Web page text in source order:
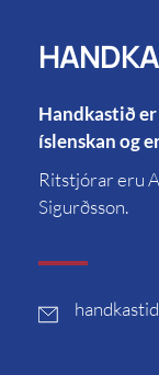
Handkastið
íslenskan og
Ritstjórar eru
Sigurðsson.
handkastid